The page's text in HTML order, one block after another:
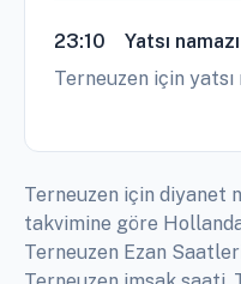
23:10
Yatsı
Terneuzen için yatsı
Terneuzen için diyanet
takvimine göre
Terneuzen Ezan